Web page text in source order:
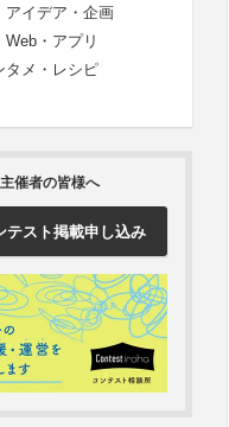
アイデア・企画
・アプリ
タメ・レシピ
主催者の皆様へ
テスト掲載申し込み